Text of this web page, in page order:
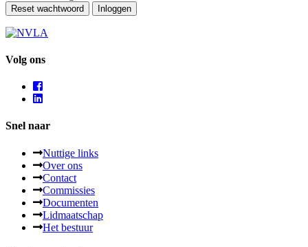
Volg ons
Snel naar
Nuttige links
Over ons
Contact
Commissies
Documenten
Lidmaatschap
Het bestuur